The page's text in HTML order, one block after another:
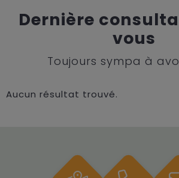
Dernière
vous
Toujours sympa à
Aucun résultat trouvé.